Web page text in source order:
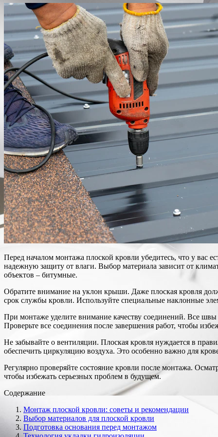
Перед началом монтажа плоской кровли убедитесь, что у вас
надежную защиту от влаги. Выбор материала зависит от
объектов – битумные.
Обратите внимание на уклон крыши. Даже плоская кровля
срок службы кровли. Используйте специальные наклонные
При монтаже уделите внимание качеству соединений. Все
Проверьте все соединения после завершения работ, чтобы
Не забывайте о вентиляции. Плоская кровля нуждается в
обеспечить циркуляцию воздуха. Это особенно важно для
Регулярно проверяйте состояние кровли после монтажа.
чтобы избежать серьезных проблем в будущем.
Содержание
Монтаж плоской кровли: советы и рекомендации
Выбор материалов для плоской кровли
Подготовка основания перед монтажом